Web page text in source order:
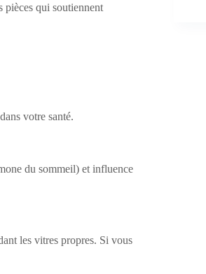
pièces qui soutiennent
votre santé.
du sommeil) et influence
les vitres propres. Si vous